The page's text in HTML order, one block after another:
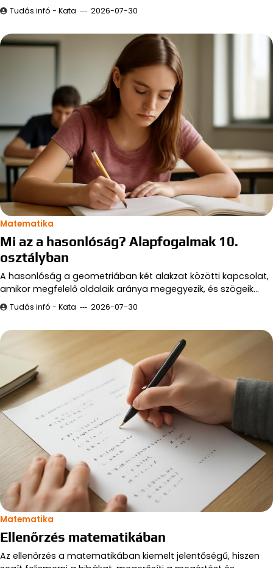
Tudás infó - Kata 2026-07-30
Matematika
Mi az a hasonlóság? Alapfogalmak 10.
osztályban
A hasonlóság a geometriában két alakzat közötti kapcsolat,
amikor megfelelő oldalaik aránya megegyezik, és szögeik…
Tudás infó - Kata 2026-07-30
Matematika
Ellenőrzés matematikában
Az ellenőrzés a matematikában kiemelt jelentőségű, hiszen